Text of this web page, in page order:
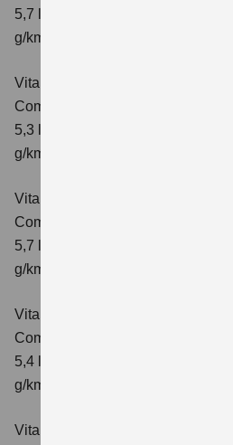
5,7 l/100 km; kombinierter Wert
g/km; CO₂-Klasse: D
Vitara 1.4 BOOSTERJET HYBRID
Comfort+
5,3 l/100km; kombinierter Wert
g/km; CO₂-Klasse: D
Vitara 1.4 BOOSTERJET HYBRID
Comfort+
5,7 l/100km; kombinierter Wert
g/km; CO₂-Klasse: D
Vitara 1.4 BOOSTERJET
Comfort
5,4 l/100km; kombinierter Wert
g/km; CO₂-Klasse: D
Vitara 1.4 BOOSTERJET